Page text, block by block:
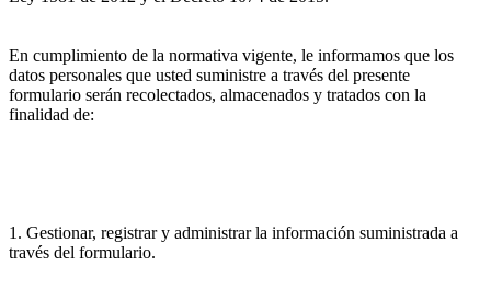
En cumplimiento de la normativa vigente, le informamos que los
datos personales que usted suministre a través del presente
formulario serán recolectados, almacenados y tratados con la
finalidad de:
1. Gestionar, registrar y administrar la información suministrada a
través del formulario.